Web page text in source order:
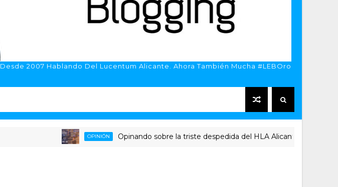
Desde 2007 Hablando Del Lucentum Alicante. Ahora También Mucha #LEBOro
OPINIÓN Opinando sobre la triste despedida del HLA Alicante a Rubén Perelló